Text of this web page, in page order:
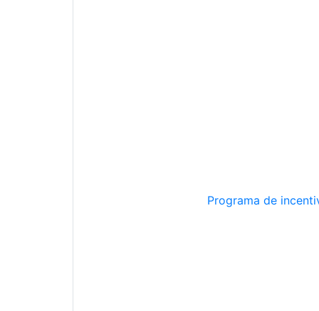
Programa de